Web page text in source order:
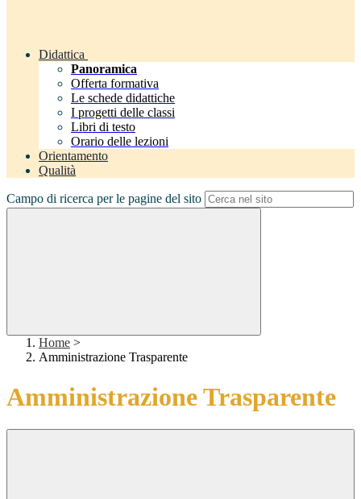
Didattica
Panoramica
Offerta formativa
Le schede didattiche
I progetti delle classi
Libri di testo
Orario delle lezioni
Orientamento
Qualità
Campo di ricerca per le pagine del sito
Home >
Amministrazione Trasparente
Amministrazione Trasparente